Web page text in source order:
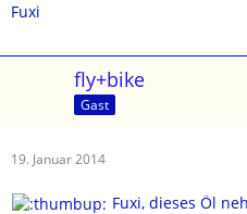
Fuxi
fly+bike
Gast
19. Januar 2014
Fuxi, dieses Öl